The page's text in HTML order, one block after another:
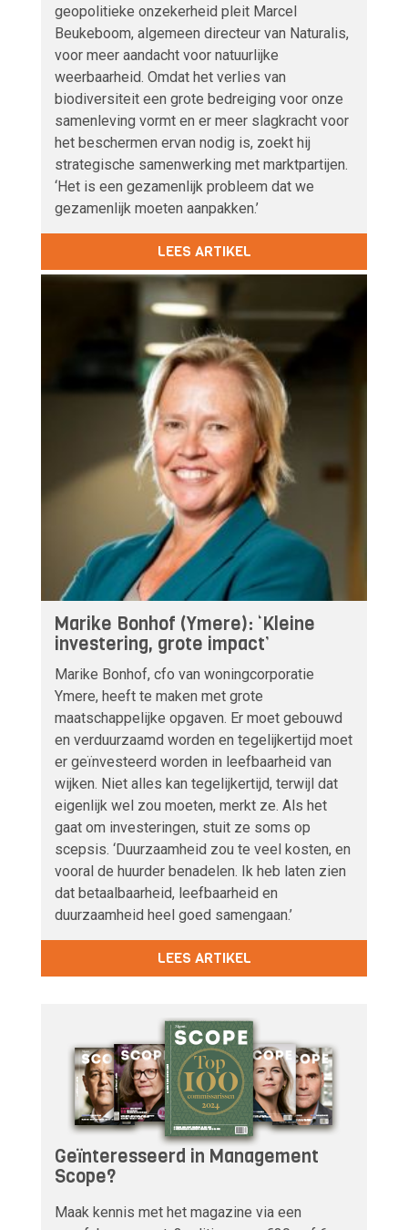
geopolitieke onzekerheid pleit Marcel
Beukeboom, algemeen directeur van Naturalis,
voor meer aandacht voor natuurlijke
weerbaarheid. Omdat het verlies van
biodiversiteit een grote bedreiging voor onze
samenleving vormt en er meer slagkracht voor
het beschermen ervan nodig is, zoekt hij
strategische samenwerking met marktpartijen.
‘Het is een gezamenlijk probleem dat we
gezamenlijk moeten aanpakken.’
LEES ARTIKEL
Marike Bonhof (Ymere): ‘Kleine
investering, grote impact’
Marike Bonhof, cfo van woningcorporatie
Ymere, heeft te maken met grote
maatschappelijke opgaven. Er moet gebouwd
en verduurzaamd worden en tegelijkertijd moet
er geïnvesteerd worden in leefbaarheid van
wijken. Niet alles kan tegelijkertijd, terwijl dat
eigenlijk wel zou moeten, merkt ze. Als het
gaat om investeringen, stuit ze soms op
scepsis. ‘Duurzaamheid zou te veel kosten, en
vooral de huurder benadelen. Ik heb laten zien
dat betaalbaarheid, leefbaarheid en
duurzaamheid heel goed samengaan.’
LEES ARTIKEL
Geïnteresseerd in Management
Scope?
Maak kennis met het magazine via een